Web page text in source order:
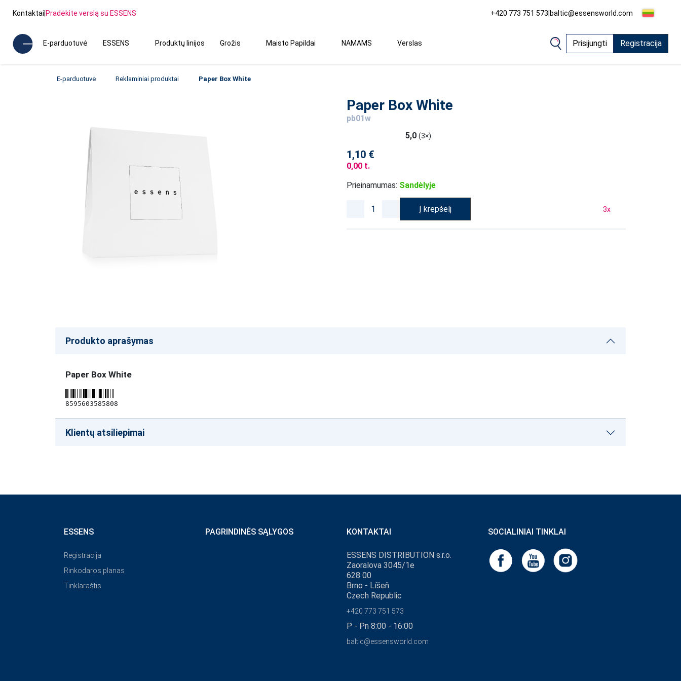
Kontaktai|Pradėkite verslą su ESSENS +420 773 751 573|baltic@essensworld.com
E-parduotuvė ESSENS Produktų linijos Grožis Maisto Papildai NAMAMS Verslas Prisijungti Registracija
E-parduotuvė Reklaminiai produktai Paper Box White
Paper Box White
pb01w
5,0 (3×)
1,10 €
0,00 t.
Prieinamumas: Sandėlyje
Į krepšelį 3x
Produkto aprašymas
Paper Box White
8595603585808
Klientų atsiliepimai
ESSENS
Registracija
Rinkodaros planas
Tinklaraštis
PAGRINDINĖS SĄLYGOS KONTAKTAI
ESSENS DISTRIBUTION s.r.o.
Zaoralova 3045/1e
628 00
Brno - Líšeň
Czech Republic
+420 773 751 573
P - Pn 8:00 - 16:00
baltic@essensworld.com
SOCIALINIAI TINKLAI